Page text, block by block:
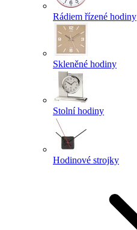
Rádiem řízené hodiny
Skleněné hodiny
Stolní hodiny
Hodinové strojky